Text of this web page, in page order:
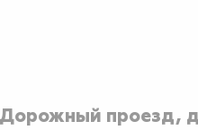
проезд,